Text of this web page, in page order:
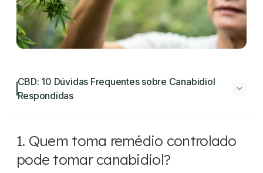
CBD: 10 Dúvidas Frequentes sobre Canabidiol
Respondidas
Canabidiol Respondidas
1. Quem toma remédio controlado pode tomar
1. Quem toma remédio controlado
pode tomar canabidiol?